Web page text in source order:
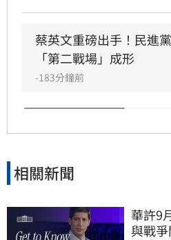
主委時，蔡英文一口就答
的蔡英文，除了挾帶超高
的「政壇起家厝」，三度
蔡英文重磅出手！民進黨
「第二戰場」成形
-183分鐘前
相關新聞
華許9
與戰